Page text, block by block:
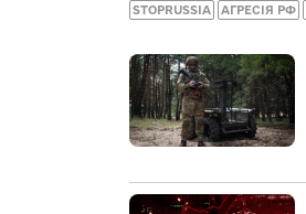
STOPRUSSIA АГРЕСІЯ РФ